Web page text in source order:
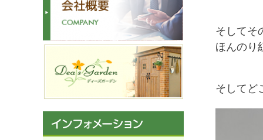
そしてそ
ほんのり
そしてど